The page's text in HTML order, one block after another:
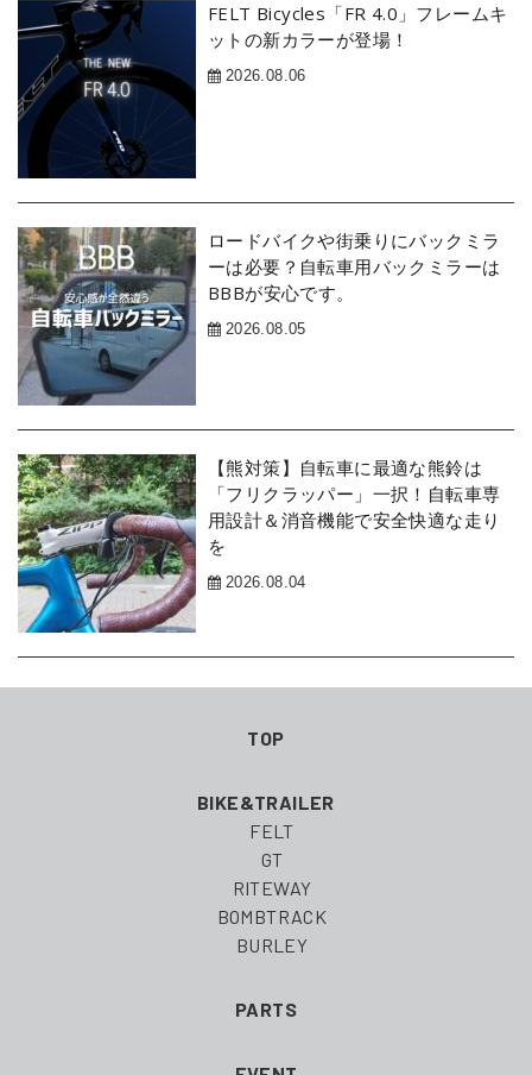
FELT Bicycles「FR 4.0」フレームキ
ットの新カラーが登場！
2026.08.06
ロードバイクや街乗りにバックミラ
ーは必要？自転車用バックミラーは
BBBが安心です。
2026.08.05
【熊対策】自転車に最適な熊鈴は
「フリクラッパー」一択！自転車専
用設計＆消音機能で安全快適な走り
を
2026.08.04
TOP
BIKE&TRAILER
FELT
GT
RITEWAY
BOMBTRACK
BURLEY
PARTS